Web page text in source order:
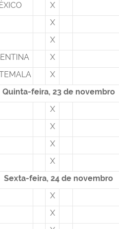
X
X
X
X
X
Quinta-feira, 23 de novembro
X
X
X
X
Sexta-feira, 24 de novembro
X
X